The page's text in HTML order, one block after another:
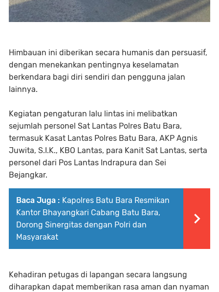
Himbauan ini diberikan secara humanis dan persuasif,
dengan menekankan pentingnya keselamatan
berkendara bagi diri sendiri dan pengguna jalan
lainnya.
Kegiatan pengaturan lalu lintas ini melibatkan
sejumlah personel Sat Lantas Polres Batu Bara,
termasuk Kasat Lantas Polres Batu Bara, AKP Agnis
Juwita, S.I.K., KBO Lantas, para Kanit Sat Lantas, serta
personel dari Pos Lantas Indrapura dan Sei
Bejangkar.
Baca Juga : Kapolres Batu Bara Resmikan
Kantor Bhayangkari Cabang Batu Bara,
Dorong Sinergitas dengan Polri dan
Masyarakat
Kehadiran petugas di lapangan secara langsung
diharapkan dapat memberikan rasa aman dan nyaman